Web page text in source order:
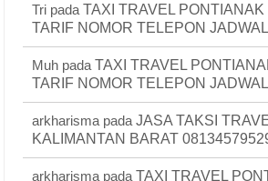
Tri padaTAXI TRAVEL
TARIF NOMOR TELEPON
Muh padaTAXI TRAVEL
TARIF NOMOR TELEPON
arkharisma padaJASA TAKSI
KALIMANTAN BARAT
arkharisma padaTAXI TRAVEL